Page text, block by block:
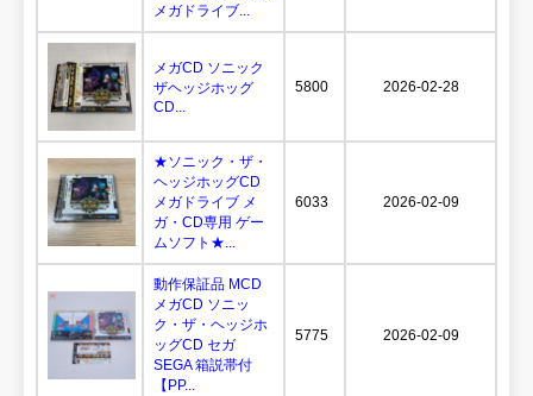
メガドライブ...
メガCD ソニック
ザヘッジホッグ
CD...
5800 2026-02-28
★ソニック・ザ・
ヘッジホッグCD
メガドライブ メ
ガ・CD専用 ゲー
ムソフト★...
6033 2026-02-09
動作保証品 MCD
メガCD ソニッ
ク・ザ・ヘッジホ
ッグCD セガ
SEGA 箱説帯付
【PP...
5775 2026-02-09